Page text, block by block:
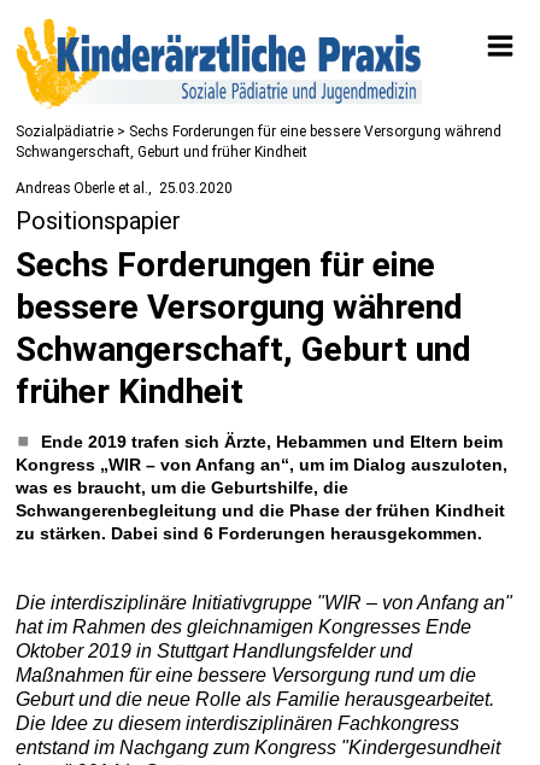
Sozialpädiatrie > Sechs Forderungen für eine bessere Versorgung während
Schwangerschaft, Geburt und früher Kindheit
Andreas Oberle et al. 25.03.2020
Positionspapier
Sechs Forderungen für eine
bessere Versorgung während
Schwangerschaft, Geburt und
früher Kindheit
Ende 2019 trafen sich Ärzte, Hebammen und Eltern beim
Kongress „WIR – von Anfang an“, um im Dialog auszuloten,
was es braucht, um die Geburtshilfe, die
Schwangerenbegleitung und die Phase der frühen Kindheit
zu stärken. Dabei sind 6 Forderungen herausgekommen.
Die interdisziplinäre Initiativgruppe "WIR – von Anfang an"
hat im Rahmen des gleichnamigen Kongresses Ende
Oktober 2019 in Stuttgart Handlungsfelder und
Maßnahmen für eine bessere Versorgung rund um die
Geburt und die neue Rolle als Familie herausgearbeitet.
Die Idee zu diesem interdisziplinären Fachkongress
entstand im Nachgang zum Kongress "Kindergesundheit